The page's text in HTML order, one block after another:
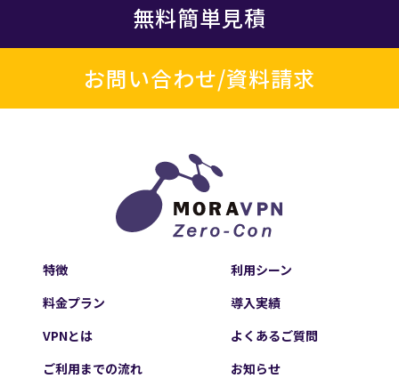
無料簡単見積
お問い合わせ/資料請求
特徴
利用シーン
料金プラン
導入実績
VPNとは
よくあるご質問
ご利用までの流れ
お知らせ